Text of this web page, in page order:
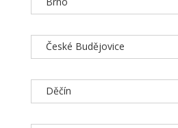
České Budějovice
Děčín